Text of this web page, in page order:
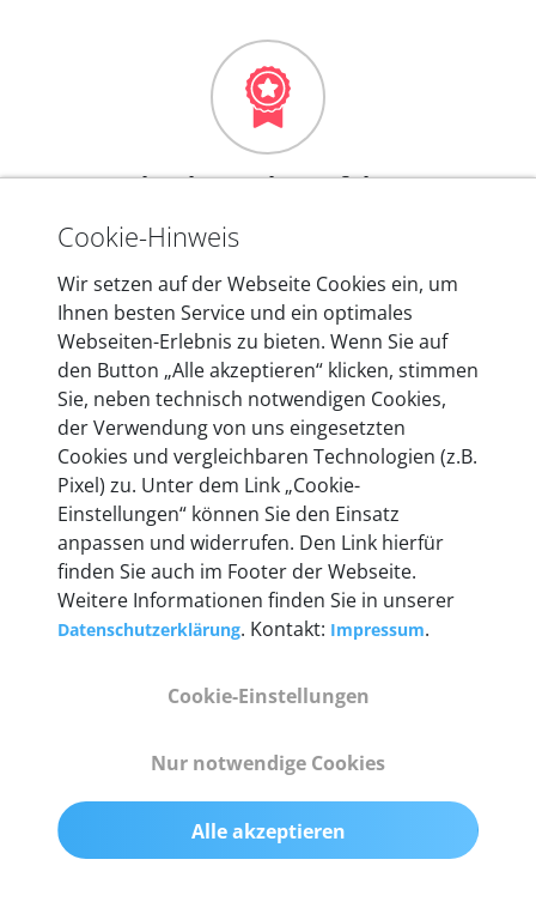
Mehr als 10 Jahre Erfahrung
In den Kfz-Diagnosegeräten von autoaid stecken
entwickeln wir unsere Produkte am Standort in
Berlin laufend weiter. Auf diese Qualität vertrauen
heute mehr als 60.000 Privatkunden und
Unternehmen.
Technische Details &
Lieferumfang
55 mm x 25 mm x 12 mm
200 g
Cookie-Hinweis
Wir setzen auf der Webseite Cookies ein, um
Ihnen besten Service und ein optimales
Webseiten-Erlebnis zu bieten. Wenn Sie auf
den Button „Alle akzeptieren“ klicken, stimmen
Sie, neben technisch notwendigen Cookies,
der Verwendung von uns eingesetzten
Cookies und vergleichbaren Technologien (z.B.
Pixel) zu. Unter dem Link „Cookie-
Einstellungen“ können Sie den Einsatz
anpassen und widerrufen. Den Link hierfür
finden Sie auch im Footer der Webseite.
Weitere Informationen finden Sie in unserer
Datenschutzerklärung. Kontakt: Impressum.
Cookie-Einstellungen
Nur notwendige Cookies
Alle akzeptieren